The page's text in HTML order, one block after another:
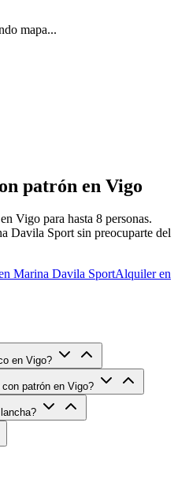
mapa...
patrón en Vigo
Vigo para hasta 8 personas.
Davila Sport sin preocuparte del
Marina Davila SportAlquiler en
en Vigo?
patrón en Vigo?